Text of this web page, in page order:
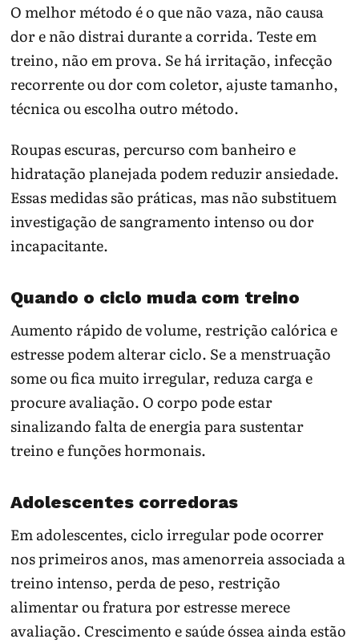
O melhor método é o que não vaza, não causa
dor e não distrai durante a corrida. Teste em
treino, não em prova. Se há irritação, infecção
recorrente ou dor com coletor, ajuste tamanho,
técnica ou escolha outro método.
Roupas escuras, percurso com banheiro e
hidratação planejada podem reduzir ansiedade.
Essas medidas são práticas, mas não substituem
investigação de sangramento intenso ou dor
incapacitante.
Quando o ciclo muda com treino
Aumento rápido de volume, restrição calórica e
estresse podem alterar ciclo. Se a menstruação
some ou fica muito irregular, reduza carga e
procure avaliação. O corpo pode estar
sinalizando falta de energia para sustentar
treino e funções hormonais.
Adolescentes corredoras
Em adolescentes, ciclo irregular pode ocorrer
nos primeiros anos, mas amenorreia associada a
treino intenso, perda de peso, restrição
alimentar ou fratura por estresse merece
avaliação. Crescimento e saúde óssea ainda estão